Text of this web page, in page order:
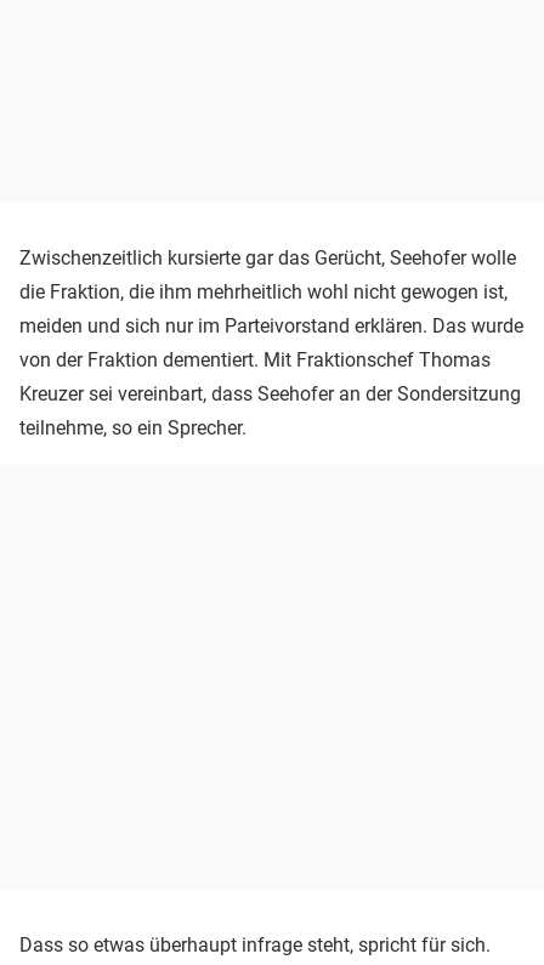
Zwischenzeitlich kursierte gar das Gerücht, Seehofer wolle
die Fraktion, die ihm mehrheitlich wohl nicht gewogen ist,
meiden und sich nur im Parteivorstand erklären. Das wurde
von der Fraktion dementiert. Mit Fraktionschef Thomas
Kreuzer sei vereinbart, dass Seehofer an der Sondersitzung
teilnehme, so ein Sprecher.
Dass so etwas überhaupt infrage steht, spricht für sich.